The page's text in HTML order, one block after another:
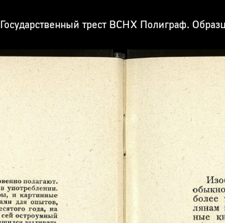
Государственный трест ВСНХ Полиграф.